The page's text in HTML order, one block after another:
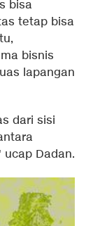
bisa
tetap bisa
bisnis
lapangan
dari sisi
Dadan.